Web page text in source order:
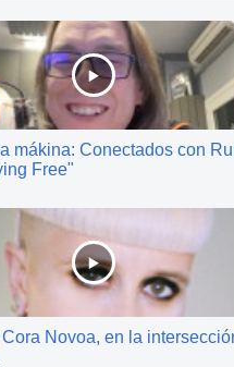
mákina: Conectados con
Free"
Novoa, en la